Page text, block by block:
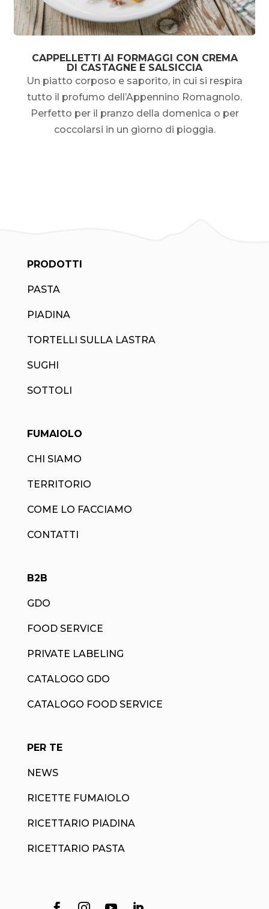
CAPPELLETTI AI FORMAGGI CON CREMA
DI CASTAGNE E SALSICCIA
Un piatto corposo e saporito, in cui si respira
tutto il profumo dell’Appennino Romagnolo.
Perfetto per il pranzo della domenica o per
coccolarsi in un giorno di pioggia.
PRODOTTI
PASTA
PIADINA
TORTELLI SULLA LASTRA
SUGHI
SOTTOLI
FUMAIOLO
CHI SIAMO
TERRITORIO
COME LO FACCIAMO
CONTATTI
B2B
GDO
FOOD SERVICE
PRIVATE LABELING
CATALOGO GDO
CATALOGO FOOD SERVICE
PER TE
NEWS
RICETTE FUMAIOLO
RICETTARIO PIADINA
RICETTARIO PASTA